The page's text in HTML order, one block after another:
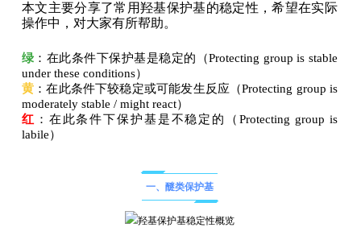
本文主要分享了常用羟基保护基的稳定性，希望在实际
操作中，对大家有所帮助。
绿 ：在此条件下保护基是稳定的（Protecting group is stable
under these conditions）
黄 ：在此条件下较稳定或可能发生反应（Protecting group is
moderately stable / might react）
红 ：在此条件下保护基是不稳定的（Protecting group is
labile）
一、醚类保护基